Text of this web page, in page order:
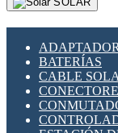
BATERÍAS
CABLE